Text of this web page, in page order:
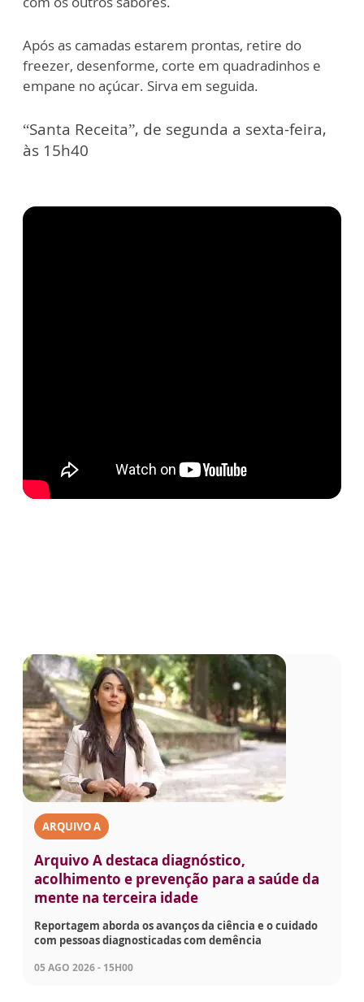
Após as camadas estarem prontas, retire do
freezer, desenforme, corte em quadradinhos e
empane no açúcar. Sirva em seguida.
“Santa Receita”, de segunda a sexta-feira,
às 15h40
ARQUIVO A
Arquivo A destaca diagnóstico,
acolhimento e prevenção para a saúde da
mente na terceira idade
Reportagem aborda os avanços da ciência e o cuidado
com pessoas diagnosticadas com demência
05 AGO 2026 - 15H00